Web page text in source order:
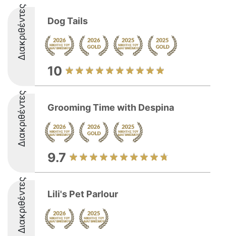
Διακριθέντες Dog Tails
10
Διακριθέντες Grooming Time with Despina
9.7
Διακριθέντες Lili's Pet Parlour